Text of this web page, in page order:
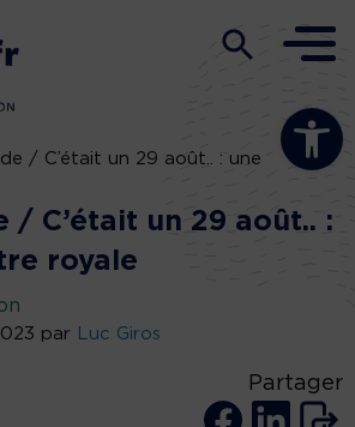
Ouvrir la
/ C’était un 29 août.. : une
/ C’était un 29 août.. :
royale
par Luc Giros
Partager